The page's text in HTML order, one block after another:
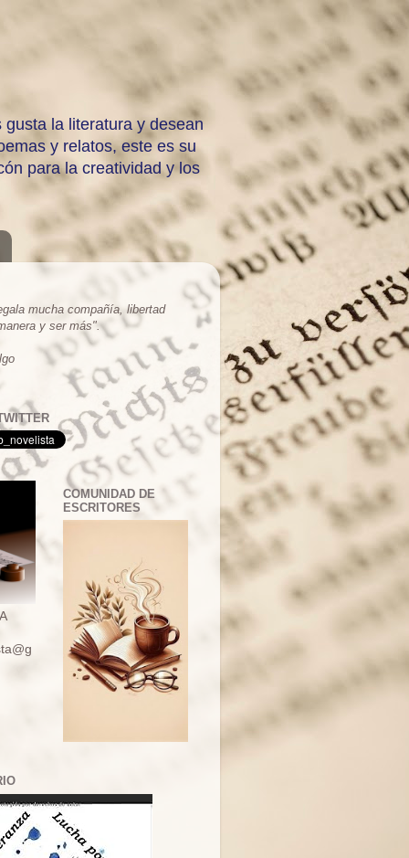
la literatura y desean
y relatos, este es su
para la creatividad y los
mucha compañía, libertad
y ser más".
COMUNIDAD DE
ESCRITORES